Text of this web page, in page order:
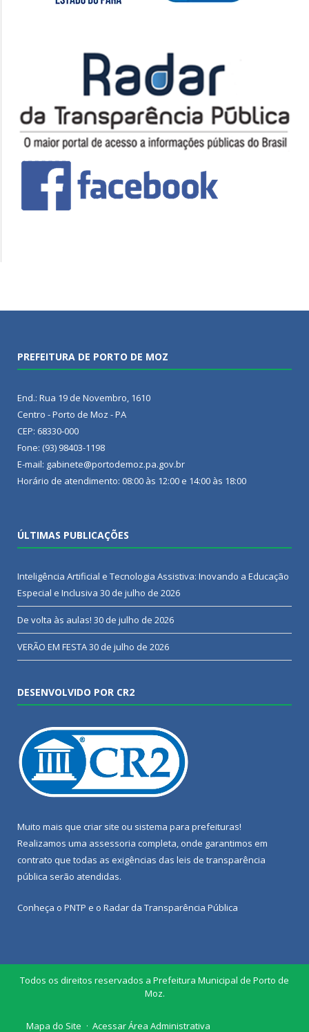
PREFEITURA DE PORTO DE MOZ
End.: Rua 19 de Novembro, 1610
Centro - Porto de Moz - PA
CEP: 68330-000
Fone: (93) 98403-1198
E-mail: gabinete@portodemoz.pa.gov.br
Horário de atendimento: 08:00 às 12:00 e 14:00 às 18:00
ÚLTIMAS PUBLICAÇÕES
Inteligência Artificial e Tecnologia Assistiva: Inovando a Educação
Especial e Inclusiva 30 de julho de 2026
De volta às aulas! 30 de julho de 2026
VERÃO EM FESTA30 de julho de 2026
DESENVOLVIDO POR CR2
Muito mais que criar site ou sistema para prefeituras!
Realizamos uma assessoria completa, onde garantimos em
contrato que todas as exigências das leis de transparência
pública serão atendidas.
Conheça o PNTP e o Radar da Transparência Pública
Todos os direitos reservados a Prefeitura Municipal de Porto de
Moz.
Mapa do Site Acessar Área Administrativa